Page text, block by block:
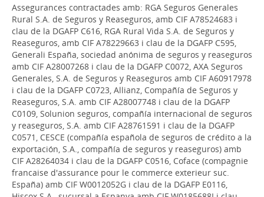
Assegurances contractades amb: RGA Seguros Generales
Rural S.A. de Seguros y Reaseguros, amb CIF A78524683 i
clau de la DGAFP C616, RGA Rural Vida S.A. de Seguros y
Reaseguros, amb CIF A78229663 i clau de la DGAFP C595,
Generali España, sociedad anónima de seguros y reaseguros
amb CIF A28007268 i clau de la DGAFP C0072, AXA Seguros
Generales, S.A. de Seguros y Reaseguros amb CIF A60917978
i clau de la DGAFP C0723, Allianz, Compañía de Seguros y
Reaseguros, S.A. amb CIF A28007748 i clau de la DGAFP
C0109, Solunion seguros, compañía internacional de seguros
y reaseguros, S.A. amb CIF A28761591 i clau de la DGAFP
C0571, CESCE (compañía española de seguros de crédito a la
exportación, S.A., compañía de seguros y reaseguros) amb
CIF A28264034 i clau de la DGAFP C0516, Coface (compagnie
francaise d'assurance pour le commerce exterieur suc.
España) amb CIF W0012052G i clau de la DGAFP E0116,